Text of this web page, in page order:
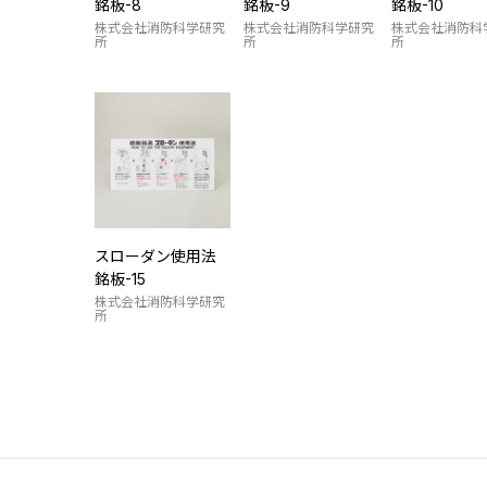
銘板-8
株式会社消防科学研究
所
銘板-9
株式会社消防科学研究
所
銘板-10
株式会社消防科
所
スローダン使用法
銘板-15
株式会社消防科学研究
所